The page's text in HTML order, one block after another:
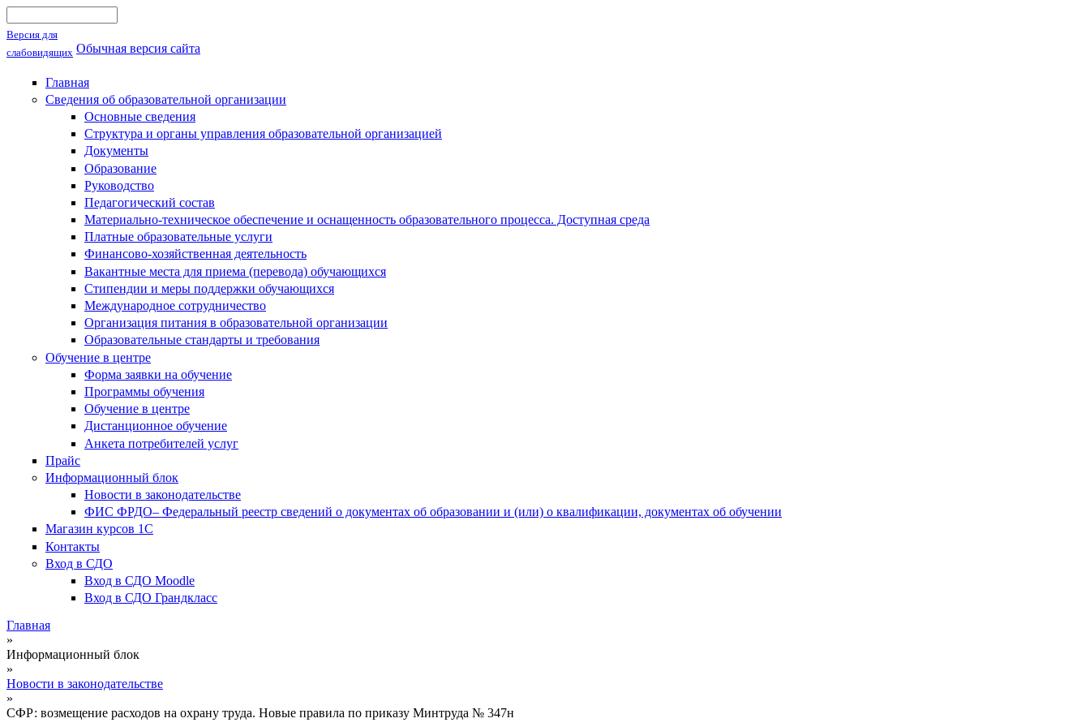
Форма поиска
Версия для
слабовидящих Обычная версия сайта
Главная
Сведения об образовательной организации
Основные сведения
Структура и органы управления образовательной организацией
Документы
Образование
Руководство
Педагогический состав
Материально-техническое обеспечение и оснащенность образовательного процесса. Доступная среда
Платные образовательные услуги
Финансово-хозяйственная деятельность
Вакантные места для приема (перевода) обучающихся
Стипендии и меры поддержки обучающихся
Международное сотрудничество
Организация питания в образовательной организации
Образовательные стандарты и требования
Обучение в центре
Форма заявки на обучение
Программы обучения
Обучение в центре
Дистанционное обучение
Анкета потребителей услуг
Прайс
Информационный блок
Новости в законодательстве
ФИС ФРДО– Федеральный реестр сведений о документах об образовании и (или) о квалификации, документах об обучении
Магазин курсов 1С
Контакты
Вход в СДО
Вход в СДО Moodle
Вход в СДО Грандкласс
Вы здесь
Главная
»
Информационный блок
»
Новости в законодательстве
»
СФР: возмещение расходов на охрану труда. Новые правила по приказу Минтруда № 347н